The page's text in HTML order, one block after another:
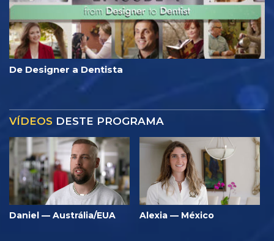
De Designer a Dentista
VÍDEOS DESTE PROGRAMA
Daniel — Austrália/EUA Alexia — México